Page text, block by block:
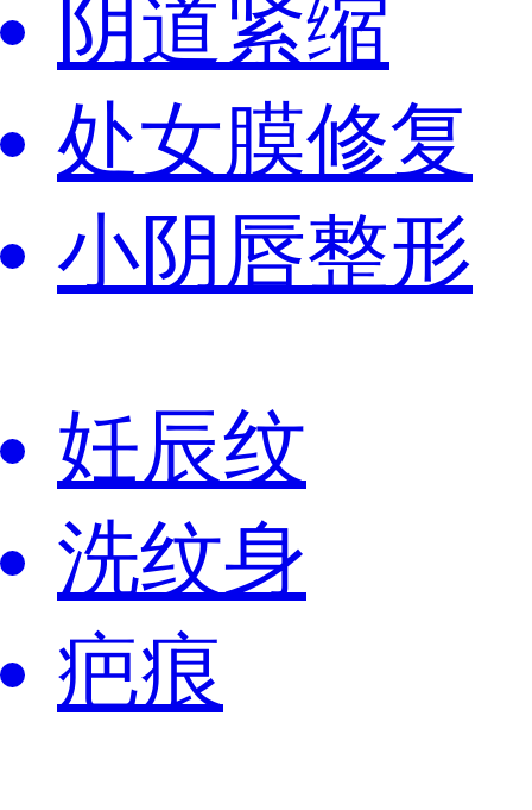
阴道紧缩
处女膜修复
小阴唇整形
妊辰纹
洗纹身
疤痕